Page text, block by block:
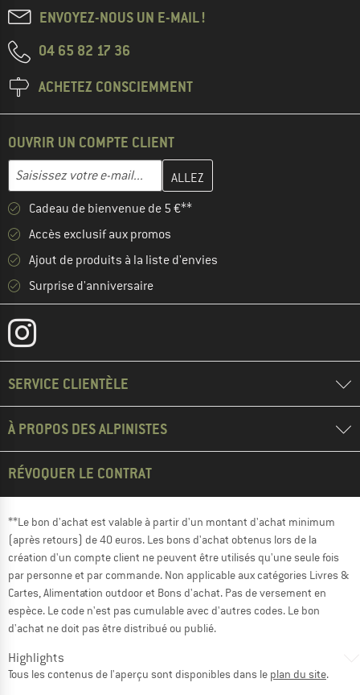
ENVOYEZ-NOUS UN E-MAIL !
04 65 82 17 36
ACHETEZ CONSCIEMMENT
OUVRIR UN COMPTE CLIENT
Adresse e-mail
Entrez votre adresse e-mail ici et créez votre compte client à la
Cadeau de bienvenue de 5 €**
Accès exclusif aux promos
Ajout de produits à la liste d'envies
Surprise d'anniversaire
SERVICE CLIENTÈLE
À PROPOS DES ALPINISTES
RÉVOQUER LE CONTRAT
**Le bon d'achat est valable à partir d'un montant d'achat minimum
(après retours) de 40 euros. Les bons d'achat obtenus lors de la
création d'un compte client ne peuvent être utilisés qu'une seule fois
par personne et par commande. Non applicable aux catégories Livres &
Cartes, Alimentation outdoor et Bons d'achat. Pas de versement en
espèce. Le code n'est pas cumulable avec d'autres codes. Le bon
d'achat ne doit pas être distribué ou publié.
Highlights
Tous les contenus de l'aperçu sont disponibles dans le plan du site.